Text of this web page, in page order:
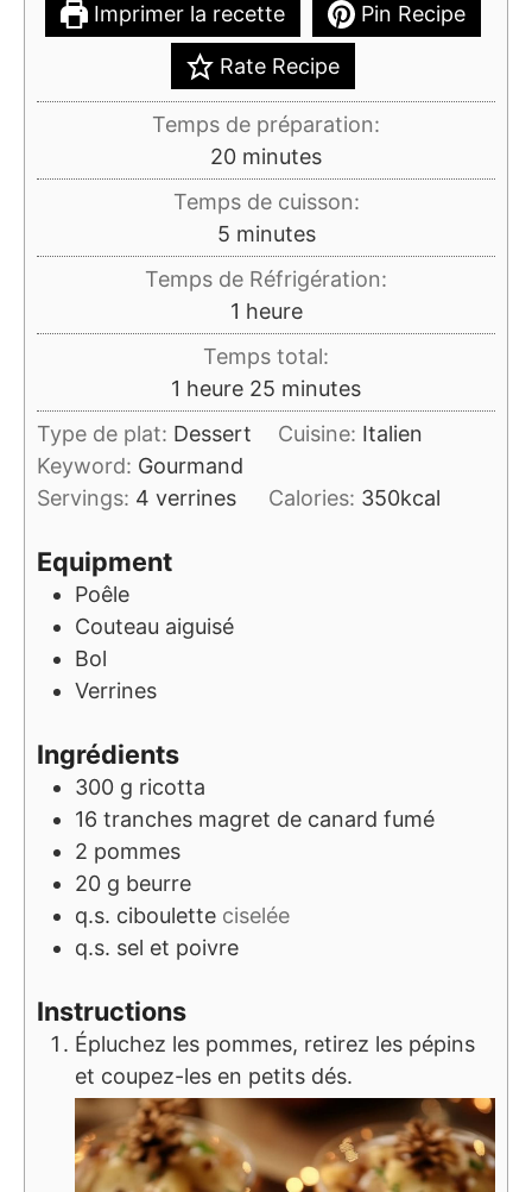
Imprimer la recette Pin Recipe
Rate Recipe
Temps de préparation:
20minutes
minutes
Temps de cuisson:
5minutes
minutes
Temps de Réfrigération:
1 heure
heure
Temps total:
1 heure
heure 25 minutes
minutes
Type de plat: Dessert Cuisine: Italien
Keyword: Gourmand
Servings: 4 verrines Calories: 350kcal
Equipment
Poêle
Couteau aiguisé
Bol
Verrines
Ingrédients
300 g ricotta
16 tranches magret de canard fumé
2 pommes
20 g beurre
q.s. ciboulette ciselée
q.s. sel et poivre
Instructions
Épluchez les pommes, retirez les pépins
et coupez-les en petits dés.